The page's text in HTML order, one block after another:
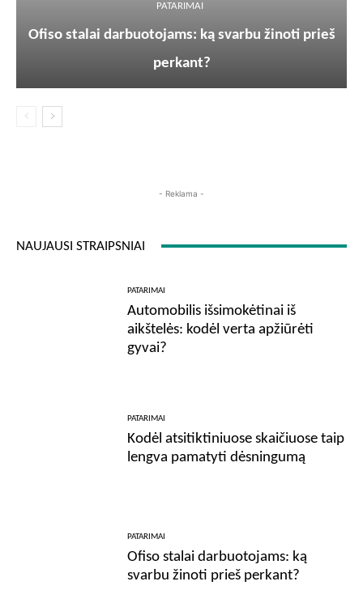
PATARIMAI
Ofiso stalai darbuotojams: ką svarbu žinoti prieš
perkant?
- Reklama -
NAUJAUSI STRAIPSNIAI
PATARIMAI
Automobilis išsimokėtinai iš
aikštelės: kodėl verta apžiūrėti
gyvai?
PATARIMAI
Kodėl atsitiktiniuose skaičiuose taip
lengva pamatyti dėsningumą
PATARIMAI
Ofiso stalai darbuotojams: ką
svarbu žinoti prieš perkant?